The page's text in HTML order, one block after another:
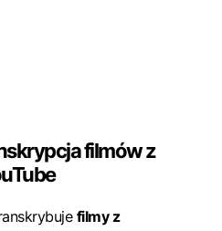
filmów z
filmy z